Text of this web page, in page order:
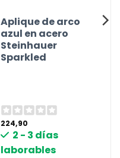
Aplique de arco
azul en acero
Steinhauer
Sparkled
224,90
2 - 3 días
laborables